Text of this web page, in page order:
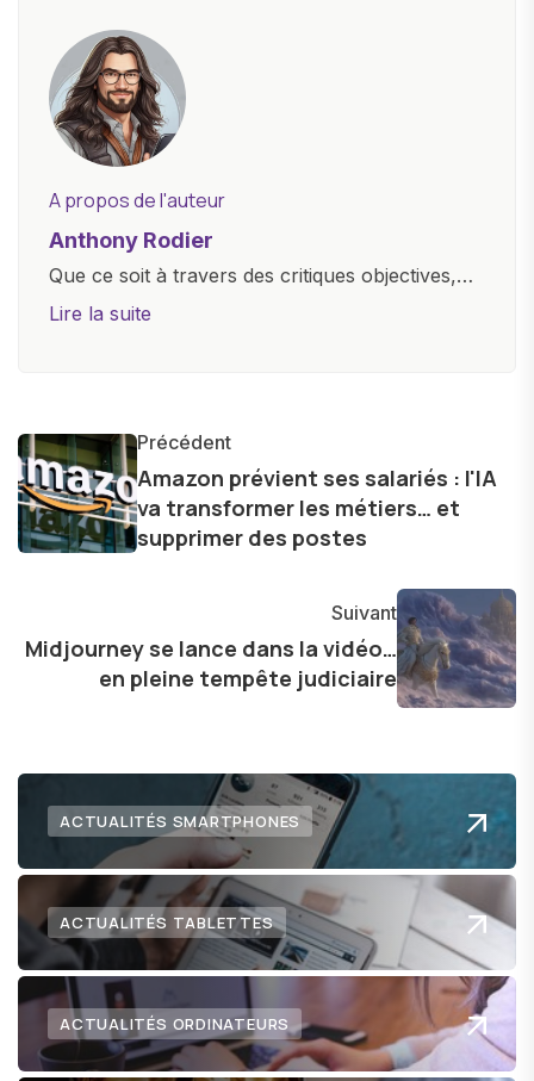
A propos de l'auteur
Anthony Rodier
Que ce soit à travers des critiques objectives,
des guides d'achat ou des analyses
lumière les aspects pratiques de ces
innovations. Mon travail consiste également à
partager des réflexions sur l'impact de la
technologie sur notre vie quotidienne et à
Lire la suite
Précédent
Amazon prévient ses salariés : l'IA
va transformer les métiers… et
supprimer des postes
Suivant
Midjourney se lance dans la vidéo…
en pleine tempête judiciaire
ACTUALITÉS SMARTPHONES
ACTUALITÉS TABLETTES
ACTUALITÉS ORDINATEURS